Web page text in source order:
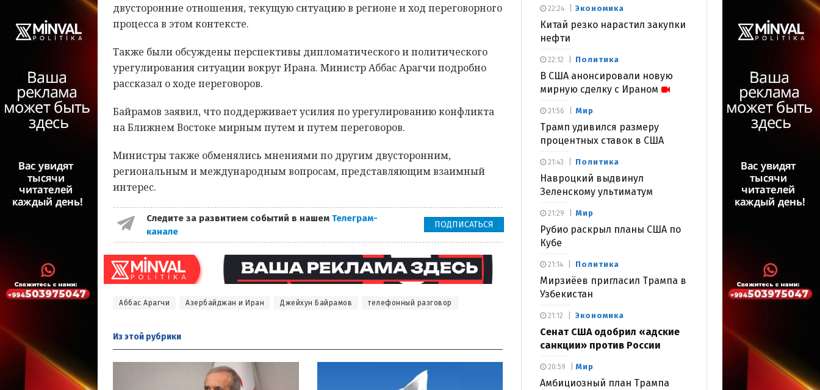
двусторонние отношения, текущую ситуацию в регионе и ход переговорного
процесса в этом контексте.
Также были обсуждены перспективы дипломатического и политического
урегулирования ситуации вокруг Ирана. Министр Аббас Арагчи подробно
рассказал о ходе переговоров.
Байрамов заявил, что поддерживает усилия по урегулированию конфликта
на Ближнем Востоке мирным путем и путем переговоров.
Министры также обменялись мнениями по другим двусторонним,
региональным и международным вопросам, представляющим взаимный
интерес.
Следите за развитием событий в нашем Телеграм-
канале
ПОДПИСАТЬСЯ
Аббас Арагчи Азербайджан и Иран Джейхун Байрамов телефонный разговор
Из этой рубрики
Экономика
Китай резко нарастил закупки
нефти
22:24
Политика
В США анонсировали новую
мирную сделку с Ираном
22:12
Мир
Трамп удивился размеру
процентных ставок в США
21:56
Политика
Навроцкий выдвинул
Зеленскому ультиматум
21:43
Мир
Рубио раскрыл планы США по
Кубе
21:29
Политика
Мирзиёев пригласил Трампа в
Узбекистан
21:14
Экономика
Сенат США одобрил «адские
санкции» против России
21:12
Мир
Амбициозный план Трампа
20:59